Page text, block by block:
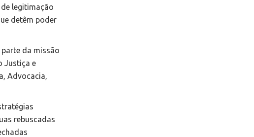
legitimação
detêm poder
da missão
Justiça e
Advocacia,
rebuscadas